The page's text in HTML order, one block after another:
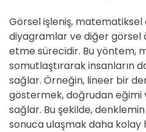
Görsel işleniş,
diyagramlar ve diğer görsel
etme sürecidir. Bu yöntem,
somutlaştırarak insanların
sağlar. Örneğin, lineer bir
göstermek, doğrudan
sağlar. Bu şekilde,
sonuca ulaşmak daha kolay